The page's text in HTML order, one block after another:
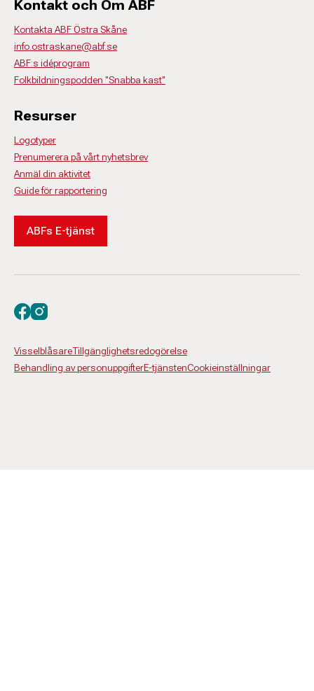
Kontakt och Om ABF
Kontakta ABF Östra Skåne
info.ostraskane@abf.se
ABF:s idéprogram
Folkbildningspodden "Snabba kast"
Resurser
Logotyper
Prenumerera på vårt nyhetsbrev
Anmäl din aktivitet
Guide för rapportering
ABFs E-tjänst
VisselblåsareTillgänglighetsredogörelse
Behandling av personuppgifterE-tjänstenCookieinställningar
Besök oss på facebook
Besök oss på instagram